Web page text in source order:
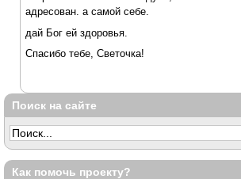
адресован. а самой себе.
дай Бог ей здоровья.
Спасибо тебе, Светочка!
Поиск на сайте
Как помочь проекту?